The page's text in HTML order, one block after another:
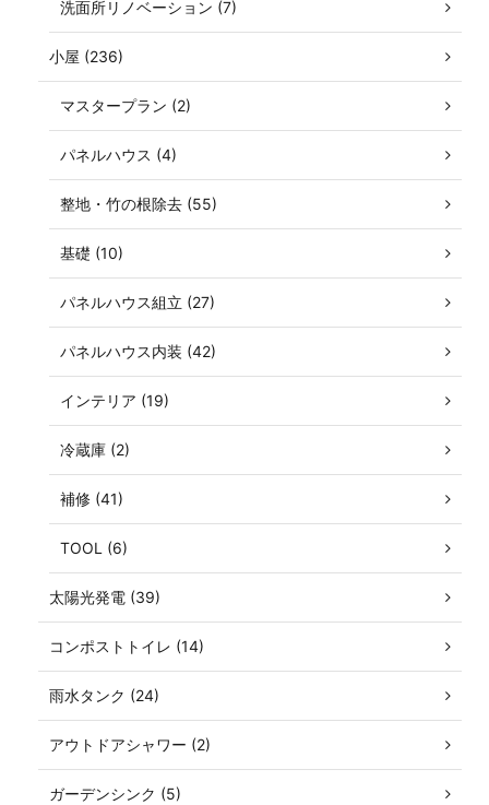
洗面所リノベーション (7)
小屋 (236)
マスタープラン (2)
パネルハウス (4)
整地・竹の根除去 (55)
基礎 (10)
パネルハウス組立 (27)
パネルハウス内装 (42)
インテリア (19)
冷蔵庫 (2)
補修 (41)
TOOL (6)
太陽光発電 (39)
コンポストトイレ (14)
雨水タンク (24)
アウトドアシャワー (2)
ガーデンシンク (5)